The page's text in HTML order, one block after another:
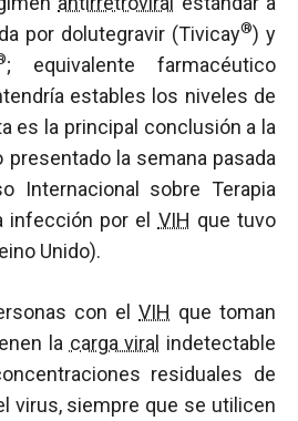
por dolutegravir (Tivicay®) y
; equivalente farmacéutico
estables los niveles de
es la principal conclusión a la
la semana pasada
Internacional sobre Terapia
infección por el VIH que tuvo
Unido).
con el VIH que toman
la carga viral indetectable
residuales de
virus, siempre que se utilicen